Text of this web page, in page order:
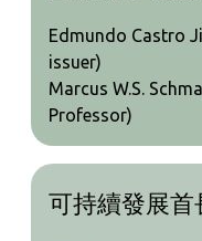
Edmundo Castro
issuer)
Marcus W.S.
Professor)
可持續發展首